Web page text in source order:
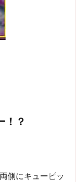
！？
側にキューピッ